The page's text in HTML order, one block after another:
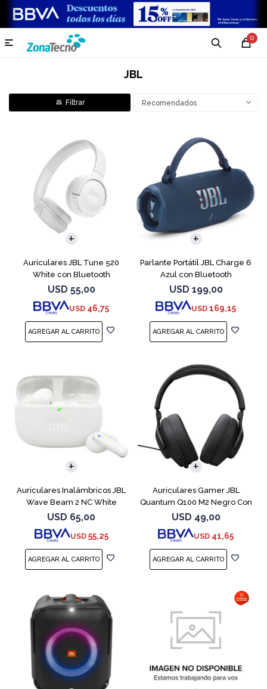
0

JBL
Recomendados
Auriculares JBL Tune 520
White con Bluetooth
USD 55,00
USD 46,75
Parlante Portátil JBL Charge 6
Azul con Bluetooth
USD 199,00
USD 169,15
Auriculares Inalámbricos JBL
Wave Beam 2 NC White
USD 65,00
USD 55,25
Auriculares Gamer JBL
Quantum Q100 M2 Negro Con
Micrófono
USD 49,00
USD 41,65